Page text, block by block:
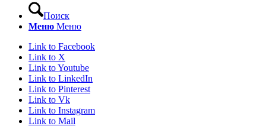
Поиск
Меню Меню
Link to Facebook
Link to X
Link to Youtube
Link to LinkedIn
Link to Pinterest
Link to Vk
Link to Instagram
Link to Mail